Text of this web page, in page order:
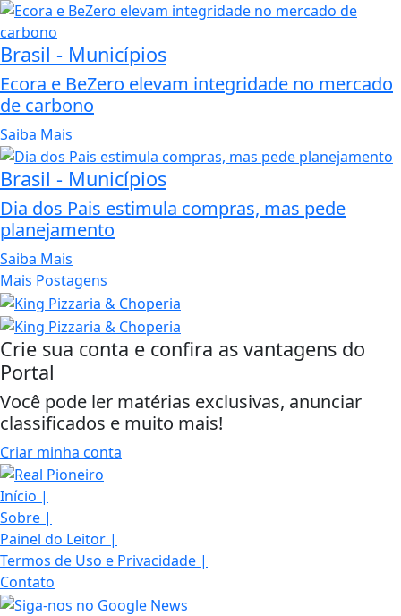
Brasil - Municípios
Ecora e BeZero elevam integridade no mercado
de carbono
Saiba Mais
Brasil - Municípios
Dia dos Pais estimula compras, mas pede
planejamento
Saiba Mais
Mais Postagens
Crie sua conta e confira as vantagens do
Portal
Você pode ler matérias exclusivas, anunciar
classificados e muito mais!
Criar minha conta
Início |
Sobre |
Painel do Leitor |
Termos de Uso e Privacidade |
Contato